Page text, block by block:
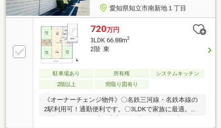
愛知県知立市南新地１丁目
720万円
3LDK 66.88m2
2階 東
駐車場あり 所有権
システムキッチン
2階以上
間取り図有り
《オーナーチェンジ物件》〇名鉄三河線・名鉄本線の
2駅利用可！通勤便利です。〇3LDKで家族に最適。〇